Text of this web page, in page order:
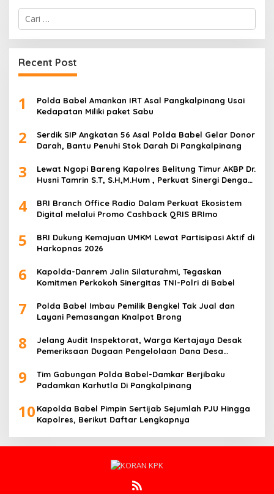
Cari
untuk:
Recent Post
1
Polda Babel Amankan IRT Asal Pangkalpinang Usai
Kedapatan Miliki paket Sabu
2
Serdik SIP Angkatan 56 Asal Polda Babel Gelar Donor
Darah, Bantu Penuhi Stok Darah Di Pangkalpinang
3
Lewat Ngopi Bareng Kapolres Belitung Timur AKBP Dr.
Husni Tamrin S.T, S.H,M.Hum , Perkuat Sinergi Dengan
4
BRI Branch Office Radio Dalam Perkuat Ekosistem
Digital melalui Promo Cashback QRIS BRImo
5
BRI Dukung Kemajuan UMKM Lewat Partisipasi Aktif di
Harkopnas 2026
6
Kapolda-Danrem Jalin Silaturahmi, Tegaskan
Komitmen Perkokoh Sinergitas TNI-Polri di Babel
7
Polda Babel Imbau Pemilik Bengkel Tak Jual dan
Layani Pemasangan Knalpot Brong
8
Jelang Audit Inspektorat, Warga Kertajaya Desak
Pemeriksaan Dugaan Pengelolaan Dana Desa
9
Tim Gabungan Polda Babel-Damkar Berjibaku
Padamkan Karhutla Di Pangkalpinang
10 Kapolda Babel Pimpin Sertijab Sejumlah PJU Hingga
Kapolres, Berikut Daftar Lengkapnya